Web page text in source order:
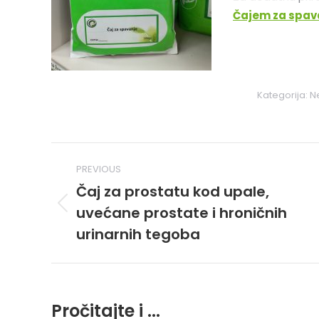
Čajem za
Kategorija:
Post
navigation
PREVIOUS
Previous
post:
Čaj za prostatu kod upale,
uvećane prostate i hroničnih
urinarnih tegoba
Pročitajte i ...
cistom